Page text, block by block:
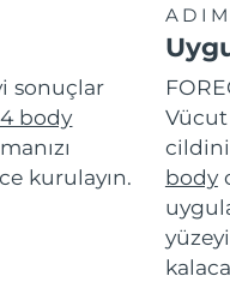
sonuçlar
body
kurulayın.
body